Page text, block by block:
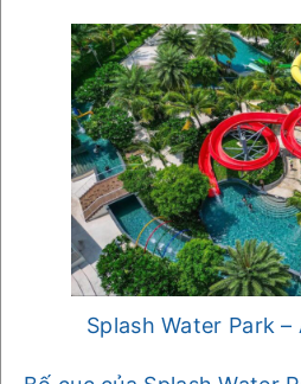
Splash Water Park